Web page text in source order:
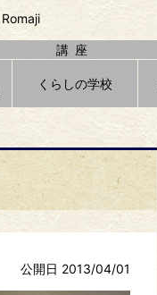
Romaji
講座
くらしの学校
公開日 2013/04/01